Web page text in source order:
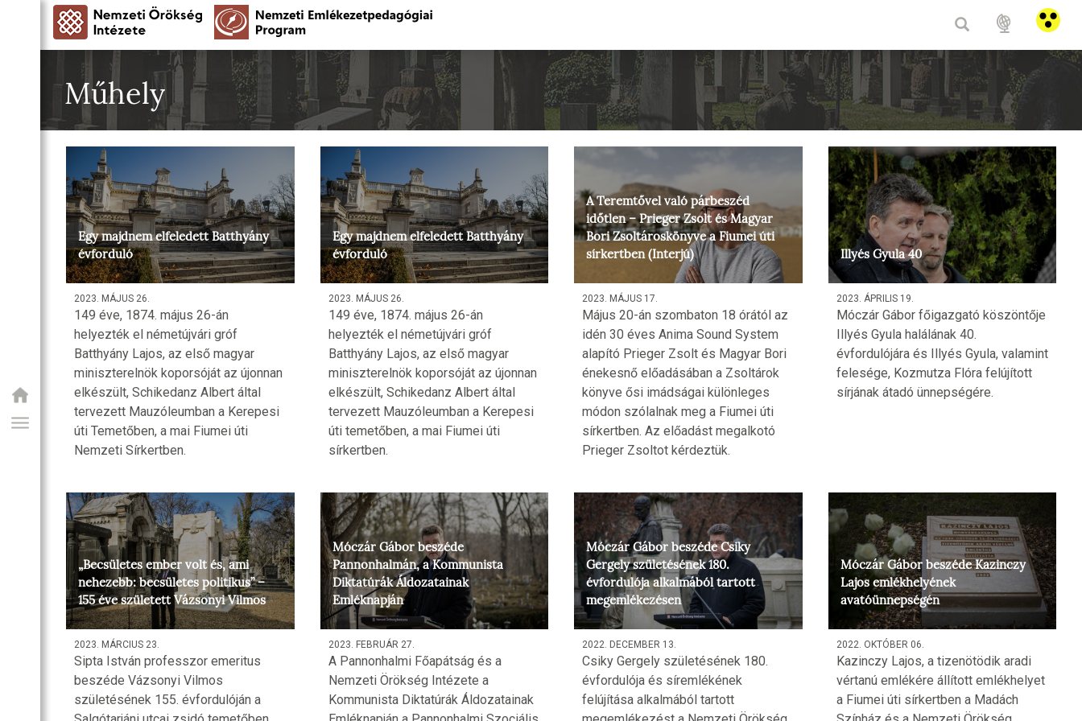
HU /
Műhely
Egy majdnem elfeledett Batthyány
évforduló
2023. MÁJUS 26.
149 éve, 1874. május 26-án
helyezték el németújvári gróf
Batthyány Lajos, az első magyar
miniszterelnök koporsóját az újonnan
elkészült, Schikedanz Albert által
tervezett Mauzóleumban a Kerepesi
úti Temetőben, a mai Fiumei úti
Nemzeti Sírkertben.
Egy majdnem elfeledett Batthyány
évforduló
2023. MÁJUS 26.
149 éve, 1874. május 26-án
helyezték el németújvári gróf
Batthyány Lajos, az első magyar
miniszterelnök koporsóját az újonnan
elkészült, Schikedanz Albert által
tervezett Mauzóleumban a Kerepesi
úti temetőben, a mai Fiumei úti
sírkertben.
A Teremtővel való párbeszéd
időtlen – Prieger Zsolt és Magyar
Bori Zsoltároskönyve a Fiumei úti
sírkertben (Interjú)
2023. MÁJUS 17.
Május 20-án szombaton 18 órától az
idén 30 éves Anima Sound System
alapító Prieger Zsolt és Magyar Bori
énekesnő előadásában a Zsoltárok
könyve ősi imádságai különleges
módon szólalnak meg a Fiumei úti
sírkertben. Az előadást megalkotó
Prieger Zsoltot kérdeztük.
Illyés Gyula 40
2023. ÁPRILIS 19.
Móczár Gábor főigazgató köszöntője
Illyés Gyula halálának 40.
évfordulójára és Illyés Gyula, valamint
felesége, Kozmutza Flóra felújított
sírjának átadó ünnepségére.
„Becsületes ember volt és, ami
nehezebb: becsületes politikus” –
155 éve született Vázsonyi Vilmos
2023. MÁRCIUS 23.
Sipta István professzor emeritus
beszéde Vázsonyi Vilmos
születésének 155. évfordulóján a
Móczár Gábor beszéde
Pannonhalmán, a Kommunista
Diktatúrák Áldozatainak
Emléknapján
2023. FEBRUÁR 27.
A Pannonhalmi Főapátság és a
Nemzeti Örökség Intézete a
Kommunista Diktatúrák Áldozatainak
Móczár Gábor beszéde Csiky
Gergely születésének 180.
évfordulója alkalmából tartott
megemlékezésen
2022. DECEMBER 13.
Csiky Gergely születésének 180.
évfordulója és síremlékének
felújítása alkalmából tartott
Móczár Gábor beszéde Kazinczy
Lajos emlékhelyének
avatóünnepségén
2022. OKTÓBER 06.
Kazinczy Lajos, a tizenötödik aradi
vértanú emlékére állított emlékhelyet
a Fiumei úti sírkertben a Madách